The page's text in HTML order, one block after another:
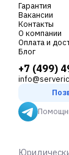
Гарантия
Вакансии
Контакты
О компании
Оплата и
Блог
+7 (499)